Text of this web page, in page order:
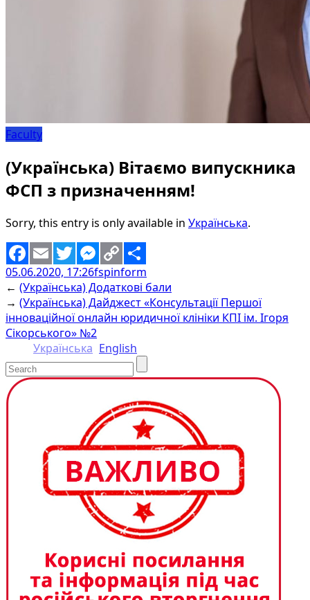
Faculty
(Українська) Вітаємо випускника
ФСП з призначенням!
Sorry, this entry is only available in Українська.
Facebook
EmailTwitterMessenger
Copy
Link
Share
05.06.2020, 17:26fspinform
← (Українська) Додаткові бали
→ (Українська) Дайджест «Консультації Першої
інноваційної онлайн юридичної клініки КПІ ім. Ігоря
Сікорського» №2
Українська English